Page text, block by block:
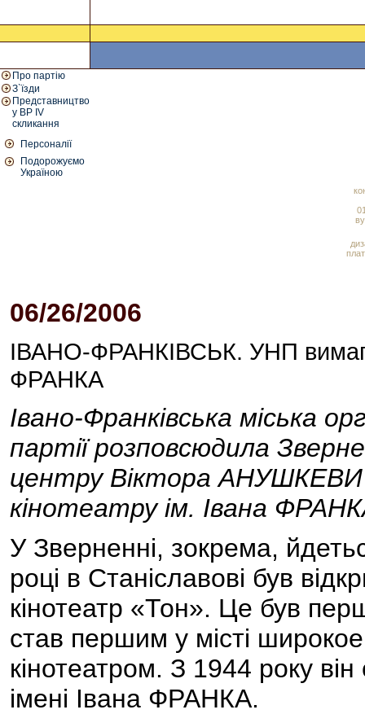
Про партію
З`їзди
Представництво
у ВР IV
скликання
Персоналії
Подорожуємо
Україною
06/26/2006
ІВАНО-ФРАНКІВСЬК. УНП
ФРАНКА
Івано-Франківська міська
партії розповсюдила
центру Віктора
кінотеатру ім. Івана
У Зверненні, зокрема,
році в Станіславові був
кінотеатр «Тон». Це був
став першим у місті
кінотеатром. З 1944 року
імені Івана ФРАНКА.